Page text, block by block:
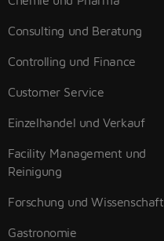
Consulting und Beratung
Controlling und Finance
Customer Service
Einzelhandel und Verkauf
Facility Management und
Reinigung
Forschung und Wissenschaft
Gastronomie